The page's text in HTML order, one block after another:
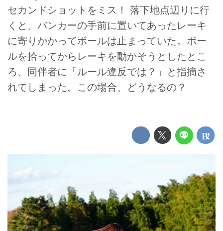
セカンドショットをミス！ 落下地点辺りに行
くと、バンカーの手前に置いてあったレーキ
に寄りかかってボールは止まっていた。ボー
ルを拾ってからレーキを動かそうとしたとこ
ろ、同伴者に「ルール違反では？」と指摘さ
れてしまった。この場合、どうなるの？